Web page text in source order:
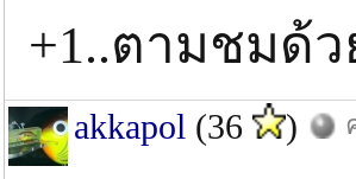
+1..ตามชมด้
akkapol (36 )